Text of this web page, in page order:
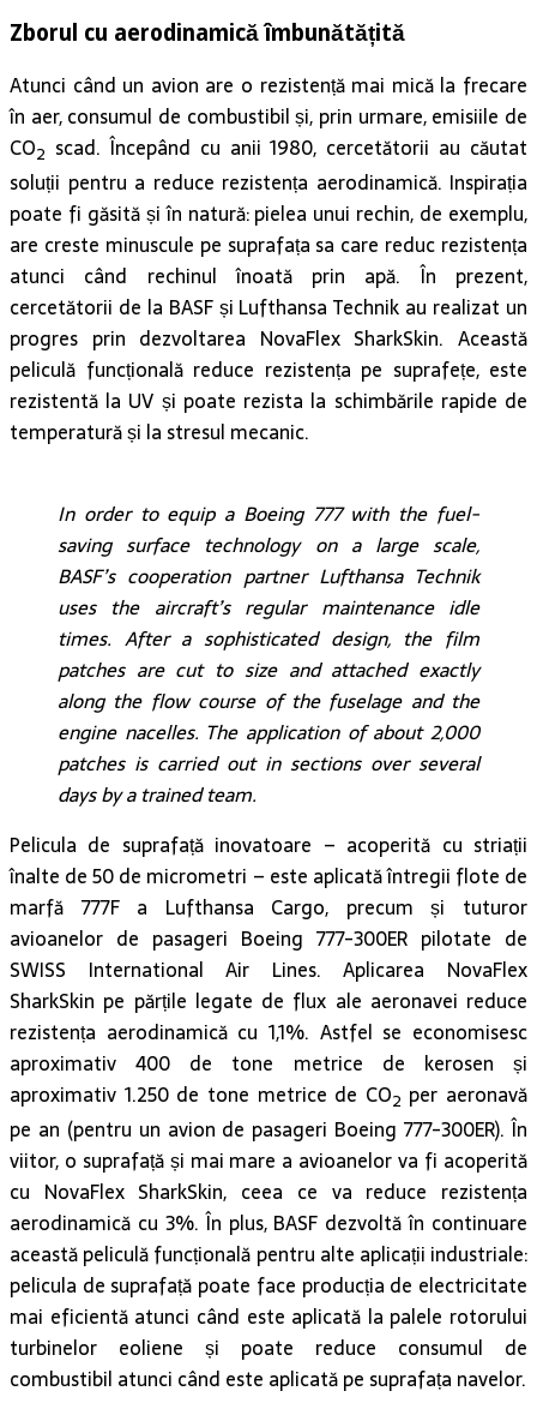
Zborul cu aerodinamică îmbunătățită
Atunci când un avion are o rezistență mai mică la frecare
în aer, consumul de combustibil și, prin urmare, emisiile de
CO2 scad. Începând cu anii 1980, cercetătorii au căutat
soluții pentru a reduce rezistența aerodinamică. Inspirația
poate fi găsită și în natură: pielea unui rechin, de exemplu,
are creste minuscule pe suprafața sa care reduc rezistența
atunci când rechinul înoată prin apă. În prezent,
cercetătorii de la BASF și Lufthansa Technik au realizat un
progres prin dezvoltarea NovaFlex SharkSkin. Această
peliculă funcțională reduce rezistența pe suprafețe, este
rezistentă la UV și poate rezista la schimbările rapide de
temperatură și la stresul mecanic.
In order to equip a Boeing 777 with the fuel-
saving surface technology on a large scale,
BASF’s cooperation partner Lufthansa Technik
uses the aircraft’s regular maintenance idle
times. After a sophisticated design, the film
patches are cut to size and attached exactly
along the flow course of the fuselage and the
engine nacelles. The application of about 2,000
patches is carried out in sections over several
days by a trained team.
Pelicula de suprafață inovatoare – acoperită cu striații
înalte de 50 de micrometri – este aplicată întregii flote de
marfă 777F a Lufthansa Cargo, precum și tuturor
avioanelor de pasageri Boeing 777-300ER pilotate de
SWISS International Air Lines. Aplicarea NovaFlex
SharkSkin pe părțile legate de flux ale aeronavei reduce
rezistența aerodinamică cu 1,1%. Astfel se economisesc
aproximativ 400 de tone metrice de kerosen și
aproximativ 1.250 de tone metrice de CO2 per aeronavă
pe an (pentru un avion de pasageri Boeing 777-300ER). În
viitor, o suprafață și mai mare a avioanelor va fi acoperită
cu NovaFlex SharkSkin, ceea ce va reduce rezistența
aerodinamică cu 3%. În plus, BASF dezvoltă în continuare
această peliculă funcțională pentru alte aplicații industriale:
pelicula de suprafață poate face producția de electricitate
mai eficientă atunci când este aplicată la palele rotorului
turbinelor eoliene și poate reduce consumul de
combustibil atunci când este aplicată pe suprafața navelor.